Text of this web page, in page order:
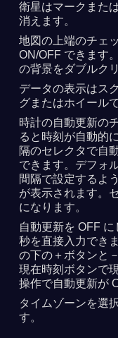
衛星はマークまた
消えます。
地図の上端のチェ
ON/OFF できます
の背景をダブルク
データの表示はス
グまたはホイール
時計の自動更新の
ると時刻が自動的
隔のセレクタで自
できます。デフォ
間隔で設定するよ
が表示されます。
になります。
自動更新を OFF に
秒を直接入力でき
の下の＋ボタンと
現在時刻ボタンで
操作で自動更新が
タイムゾーンを選
す。